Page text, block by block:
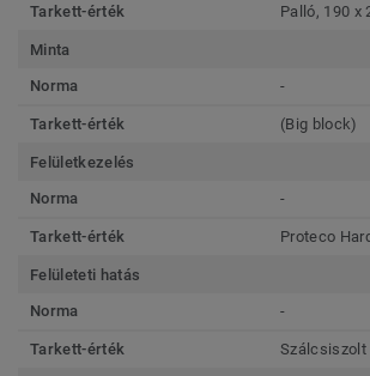
Tarkett-érték Palló, 190 x
Minta
Norma
-
Tarkett-érték (Big block)
Felületkezelés
Norma
-
Tarkett-érték Proteco
Felületeti hatás
Norma
-
Tarkett-érték Szálcsiszolt